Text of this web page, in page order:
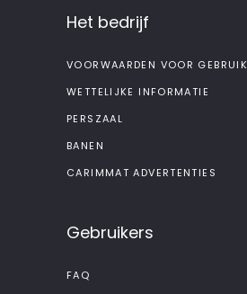
Het bedrijf
VOORWAARDEN VOOR GEBRUIK
WETTELIJKE INFORMATIE
PERSZAAL
BANEN
CARIMMAT ADVERTENTIES
Gebruikers
FAQ